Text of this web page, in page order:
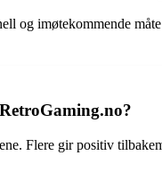
og imøtekommende
Flere gir positiv